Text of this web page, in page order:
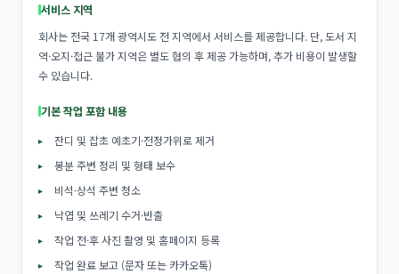
서비스 지역
회사는 전국 17개 광역시도 전 지역에서 서비스를 제공합니다. 단, 도서 지
역·오지·접근 불가 지역은 별도 협의 후 제공 가능하며, 추가 비용이 발생할
수 있습니다.
기본 작업 포함 내용
잔디 및 잡초 예초기·전정가위로 제거
봉분 주변 정리 및 형태 보수
비석·상석 주변 청소
낙엽 및 쓰레기 수거·반출
작업 전·후 사진 촬영 및 홈페이지 등록
작업 완료 보고 (문자 또는 카카오톡)